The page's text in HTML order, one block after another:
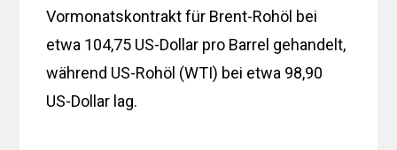
Vormonatskontrakt für Brent-Rohöl bei
etwa 104,75 US-Dollar pro Barrel gehandelt,
während US-Rohöl (WTI) bei etwa 98,90
US-Dollar lag.